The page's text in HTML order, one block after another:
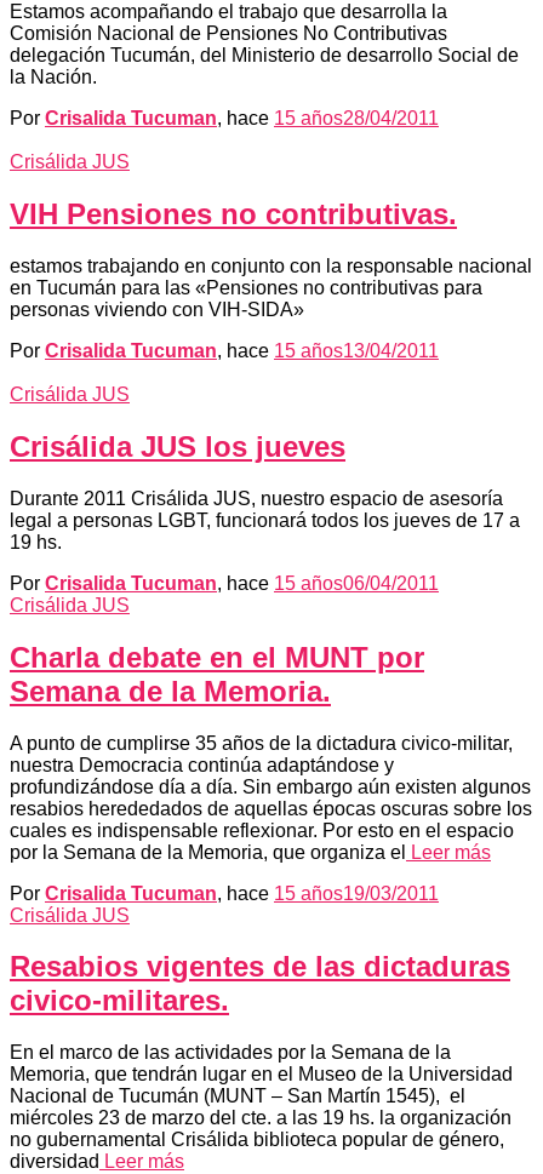
Estamos acompañando el trabajo que desarrolla la
Comisión Nacional de Pensiones No Contributivas
delegación Tucumán, del Ministerio de desarrollo Social de
la Nación.
Por Crisalida Tucuman, hace 15 años28/04/2011
Crisálida JUS
VIH Pensiones no contributivas.
estamos trabajando en conjunto con la responsable nacional
en Tucumán para las «Pensiones no contributivas para
personas viviendo con VIH-SIDA»
Por Crisalida Tucuman, hace 15 años13/04/2011
Crisálida JUS
Crisálida JUS los jueves
Durante 2011 Crisálida JUS, nuestro espacio de asesoría
legal a personas LGBT, funcionará todos los jueves de 17 a
19 hs.
Por Crisalida Tucuman, hace 15 años06/04/2011
Crisálida JUS
Charla debate en el MUNT por
Semana de la Memoria.
A punto de cumplirse 35 años de la dictadura civico-militar,
nuestra Democracia continúa adaptándose y
profundizándose día a día. Sin embargo aún existen algunos
resabios herededados de aquellas épocas oscuras sobre los
cuales es indispensable reflexionar. Por esto en el espacio
por la Semana de la Memoria, que organiza el
Leer más
Por Crisalida Tucuman, hace 15 años19/03/2011
Crisálida JUS
Resabios vigentes de las dictaduras
civico-militares.
En el marco de las actividades por la Semana de la
Memoria, que tendrán lugar en el Museo de la Universidad
Nacional de Tucumán (MUNT – San Martín 1545), el
miércoles 23 de marzo del cte. a las 19 hs. la organización
no gubernamental Crisálida biblioteca popular de género,
diversidad Leer más